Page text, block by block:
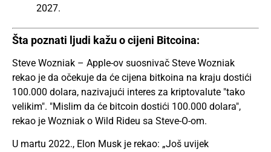
2027.
Šta poznati ljudi kažu o cijeni Bitcoina:
Steve Wozniak – Apple-ov suosnivač Steve Wozniak
rekao je da očekuje da će cijena bitkoina na kraju dostići
100.000 dolara, nazivajući interes za kriptovalute "tako
velikim". "Mislim da će bitcoin dostići 100.000 dolara",
rekao je Wozniak o Wild Rideu sa Steve-O-om.
U martu 2022., Elon Musk je rekao: „Još uvijek